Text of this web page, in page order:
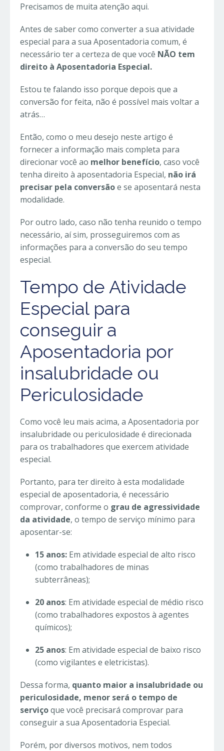
Precisamos de muita atenção aqui.
Antes de saber como converter a sua atividade
especial para a sua Aposentadoria comum, é
necessário ter a certeza de que você NÃO tem
direito à Aposentadoria Especial.
Estou te falando isso porque depois que a
conversão for feita, não é possível mais voltar a
atrás…
Então, como o meu desejo neste artigo é
fornecer a informação mais completa para
direcionar você ao melhor benefício, caso você
tenha direito à aposentadoria Especial, não irá
precisar pela conversãoe se aposentará nesta
modalidade.
Por outro lado, caso não tenha reunido o tempo
necessário, aí sim, prosseguiremos com as
informações para a conversão do seu tempo
especial.
Tempo de Atividade
Especial para
conseguir a
Aposentadoria por
insalubridade ou
Periculosidade
Como você leu mais acima, a Aposentadoria por
insalubridade ou periculosidade é direcionada
para os trabalhadores que exercem atividade
especial.
Portanto, para ter direito à esta modalidade
especial de aposentadoria, é necessário
comprovar, conforme o grau de agressividade
da atividade, o tempo de serviço mínimo para
aposentar-se:
15 anos: Em atividade especial de alto risco
(como trabalhadores de minas
subterrâneas);
20 anos: Em atividade especial de médio risco
(como trabalhadores expostos à agentes
químicos);
25 anos: Em atividade especial de baixo risco
(como vigilantes e eletricistas).
Dessa forma, quanto maior a insalubridade ou
periculosidade, menor será o tempo de
serviçoque você precisará comprovar para
conseguir a sua Aposentadoria Especial.
Porém, por diversos motivos, nem todos